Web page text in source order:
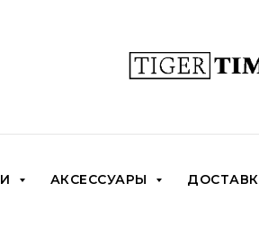
АКСЕССУАРЫ